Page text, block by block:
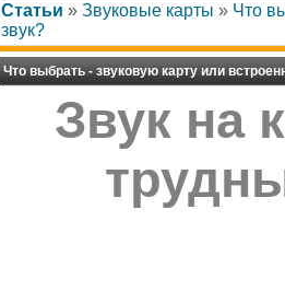
Статьи » Звуковые карты » Что
звук?
Что выбрать - звуковую карту или
Звук на